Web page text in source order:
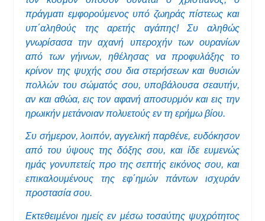
πράγματι εμφορούμενος υπό ζωηράς πίστεως και
υπ΄αληθούς της αρετής αγάπης! Συ αληθώς
γνωρίσασα την αχανή υπεροχήν των ουρανίων
από των γήινων, ηθέλησας να προφυλάξης το
κρίνον της ψυχής σου δια στερήσεων και θυσιών
πολλών του σώματός σου, υποβάλουσα σεαυτήν,
αν και αθώα, εις τον αφανή αποσυρμόν και εις την
ηρωικήν μετάνοιαν πολυετούς εν τη ερήμω βίου.
Συ σήμερον, λοιπόν, αγγελική παρθένε, ευδόκησον
από του ύψους της δόξης σου, και ίδε ευμενώς
ημάς γονυπετείς προ της σεπτής εικόνος σου, και
επικαλουμένους της εφ΄ημών πάντων ισχυράν
προστασία σου.
Εκτεθειμένοι ημείς εν μέσω τοσαύτης ψυχρότητος